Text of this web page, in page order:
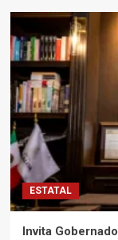
ESTATAL
Invita